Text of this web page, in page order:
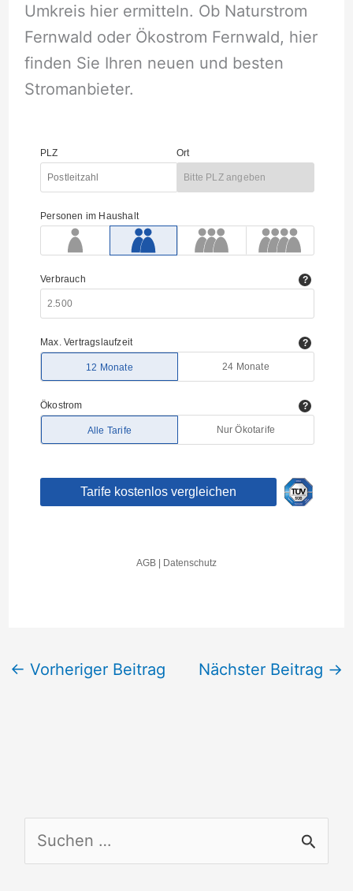
Umkreis hier ermitteln. Ob Naturstrom
Fernwald oder Ökostrom Fernwald, hier
finden Sie Ihren neuen und besten
Stromanbieter.
← Vorheriger Beitrag Nächster Beitrag →
u